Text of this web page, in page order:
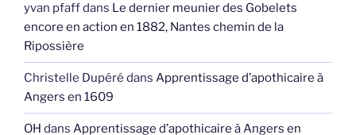
yvan pfaffdans Le dernier meunier des Gobelets
encore en action en 1882, Nantes chemin de la
Ripossière
Christelle Dupéré dans Apprentissage d’apothicaire à
Angers en 1609
OH dans Apprentissage d’apothicaire à Angers en